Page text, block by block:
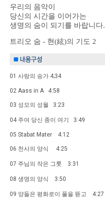
우리의 음악이
당신의 시간을 이어가는
생명의 숨이 되기를 바랍니다.
트리오 숨 - 현(絃)의 기도 2
01 사랑의 송가 4;34
02 Aass in A 4:58
03 성모의 성월 3:23
04 주여 당신 종이 여기 3:49
05 Stabat Mater 4:12
06 천사의 양식 4:25
07 주님의 작은 그룻 3:31
08 생명의 양식 3:50
09 양들은 평화로이 풀을 뜯고 4:27